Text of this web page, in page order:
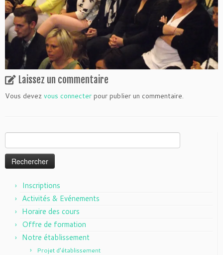
Laissez un commentaire
Vous devez vous connecter pour publier un commentaire.
Inscriptions
Activités & Evénements
Horaire des cours
Offre de formation
Notre établissement
Projet d’établissement